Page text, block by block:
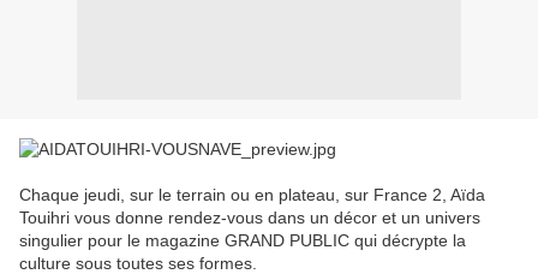
Chaque jeudi, sur le terrain ou en plateau, sur France 2, Aïda
Touihri vous donne rendez-vous dans un décor et un univers
singulier pour le magazine GRAND PUBLIC qui décrypte la
culture sous toutes ses formes.